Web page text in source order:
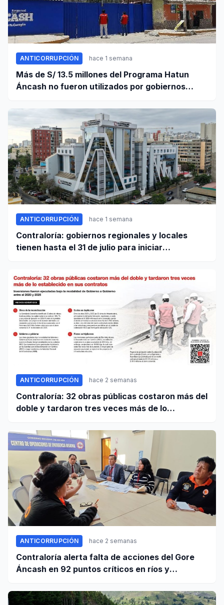
ANTICORRUPCIÓN hace 1 semana
Más de S/ 13.5 millones del Programa Hatun
Áncash no fueron utilizados por gobiernos
ANTICORRUPCIÓN hace 1 semana
Contraloría: gobiernos regionales y locales
tienen hasta el 31 de julio para iniciar
ANTICORRUPCIÓN hace 2 semanas
Contraloría: 32 obras públicas costaron más del
doble y tardaron tres veces más de lo
ANTICORRUPCIÓN hace 2 semanas
Contraloría alerta falta de acciones del Gore
Áncash en 92 puntos críticos en ríos y